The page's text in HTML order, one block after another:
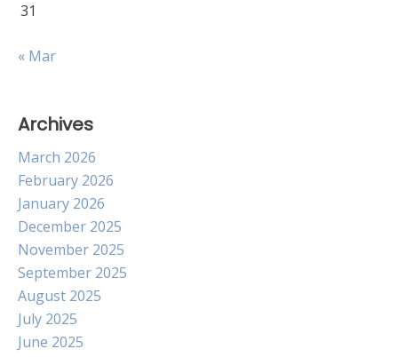
31
« Mar
Archives
March 2026
February 2026
January 2026
December 2025
November 2025
September 2025
August 2025
July 2025
June 2025